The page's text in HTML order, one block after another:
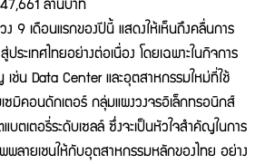
ล้านบาท
เดือนแรกของปีนี้ แสดงให้เห็นถึงคลื่นการ
ประเทศไทยอย่างต่อเนื่อง โดยเฉพาะในกิจการ
ช่น Data Center และอุตสาหกรรมใหม่ที่ใช้
เซมิคอนดักเตอร์ กลุ่มแผงวงจรอิเล็กทรอนิกส์
บตเตอรี่ระดับเซลล์ ซึ่งจะเป็นหัวใจสำคัญในการ
พพลายเชนให้กับอุตสาหกรรมหลักของไทย อย่าง